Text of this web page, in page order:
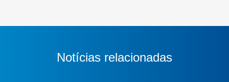
Notícias relacionadas